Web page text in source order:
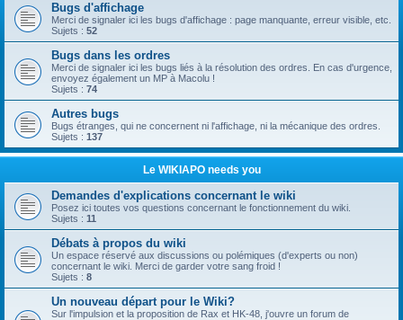
Bugs d'affichage
Merci de signaler ici les bugs d'affichage : page manquante, erreur visible, etc.
Sujets : 52
Bugs dans les ordres
Merci de signaler ici les bugs liés à la résolution des ordres. En cas d'urgence,
envoyez également un MP à Macolu !
Sujets : 74
Autres bugs
Bugs étranges, qui ne concernent ni l'affichage, ni la mécanique des ordres.
Sujets : 137
Le WIKIAPO needs you
Demandes d'explications concernant le wiki
Posez ici toutes vos questions concernant le fonctionnement du wiki.
Sujets : 11
Débats à propos du wiki
Un espace réservé aux discussions ou polémiques (d'experts ou non)
concernant le wiki. Merci de garder votre sang froid !
Sujets : 8
Un nouveau départ pour le Wiki?
Sur l'impulsion et la proposition de Rax et HK-48, j'ouvre un forum de